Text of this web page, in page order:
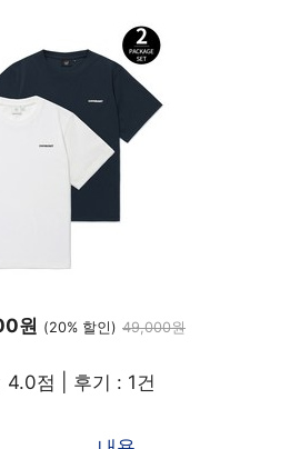
원 (20% 할인) 49,000원
점 | 후기 : 1건